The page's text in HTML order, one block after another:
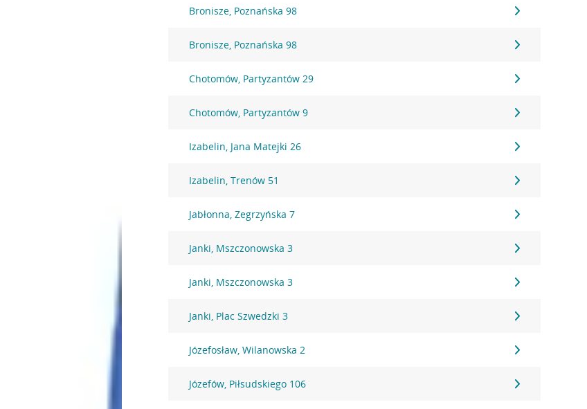
Bronisze, Poznańska 98
Bronisze, Poznańska 98
Chotomów, Partyzantów 29
Chotomów, Partyzantów 9
Izabelin, Jana Matejki 26
Izabelin, Trenów 51
Jabłonna, Zegrzyńska 7
Janki, Mszczonowska 3
Janki, Mszczonowska 3
Janki, Plac Szwedzki 3
Józefosław, Wilanowska 2
Józefów, Piłsudskiego 106